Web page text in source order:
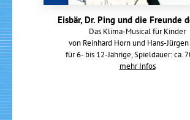
Eisbär, Dr. Ping und die Freunde
Das Klima-Musical für Kinder
von Reinhard Horn und Hans-
für 6- bis 12-Jährige, Spieldauer: ca.
mehr Infos